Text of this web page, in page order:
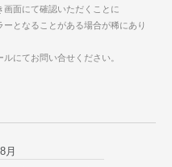
面にて確認いただくことに
となることがある場合が稀にあり
にてお問い合せください。
月